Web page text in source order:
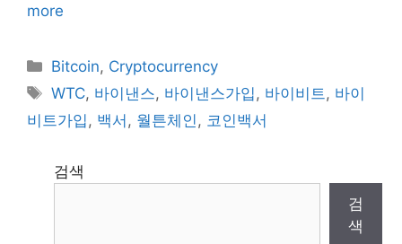
more
Categories
Bitcoin, Cryptocurrency
Tags
WTC, 바이낸스, 바이낸스가입 , 바이비트 , 바이
비트가입 , 백서 , 월튼체인 , 코인백서
검색
검
색